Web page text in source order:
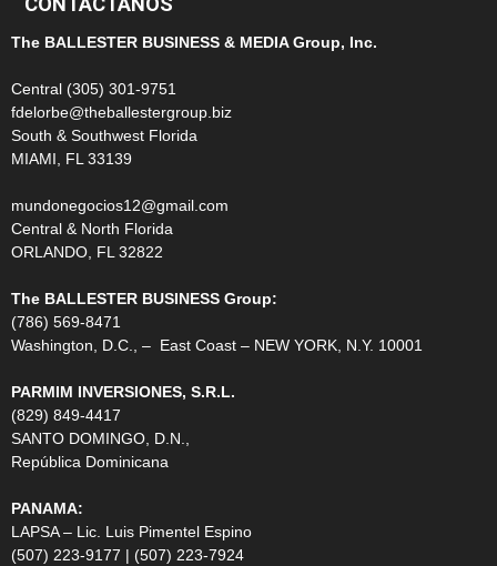
The BALLESTER BUSINESS & MEDIA Group, Inc.
Central (305) 301-9751
fdelorbe@theballestergroup.biz
South & Southwest Florida
MIAMI, FL 33139
mundonegocios12@gmail.com
Central & North Florida
ORLANDO, FL 32822
The BALLESTER BUSINESS Group:
(786) 569-8471
Washington, D.C., – East Coast – NEW YORK, N.Y. 10001
PARMIM INVERSIONES, S.R.L.
(829) 849-4417
SANTO DOMINGO, D.N.,
República Dominicana
PANAMA:
LAPSA – Lic. Luis Pimentel Espino
(507) 223-9177 | (507) 223-7924